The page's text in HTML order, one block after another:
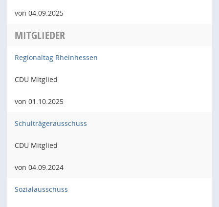
von 04.09.2025
MITGLIEDER
Regionaltag Rheinhessen
CDU Mitglied
von 01.10.2025
Schulträgerausschuss
CDU Mitglied
von 04.09.2024
Sozialausschuss